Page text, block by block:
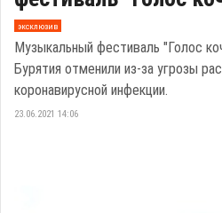
эксклюзив
Музыкальный фестиваль "Голос
Бурятия отменили из-за угрозы
коронавирусной инфекции.
23.06.2021 14:06